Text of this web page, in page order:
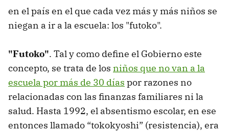
en el país en el que cada vez más y más niños se
niegan a ir a la escuela: los "futoko".
"Futoko". Tal y como define el Gobierno este
concepto, se trata de los niños que no van a la
escuela por más de 30 días por razones no
relacionadas con las finanzas familiares ni la
salud. Hasta 1992, el absentismo escolar, en ese
entonces llamado “tokokyoshi” (resistencia), era